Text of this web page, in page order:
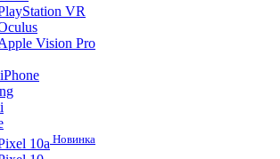
VR
Vision Pro
10a Новинка